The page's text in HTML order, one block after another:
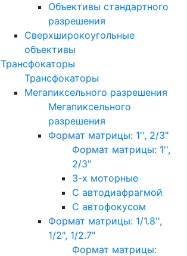
Объективы стандартного
разрешения
Сверхширокоугольные
объективы
Трансфокаторы
Трансфокаторы
Мегапиксельного разрешения
Мегапиксельного
разрешения
Формат матрицы: 1'', 2/3"
Формат матрицы: 1'',
2/3"
3-х моторные
С автодиафрагмой
С автофокусом
Формат матрицы: 1/1.8'',
1/2", 1/2.7"
Формат матрицы: